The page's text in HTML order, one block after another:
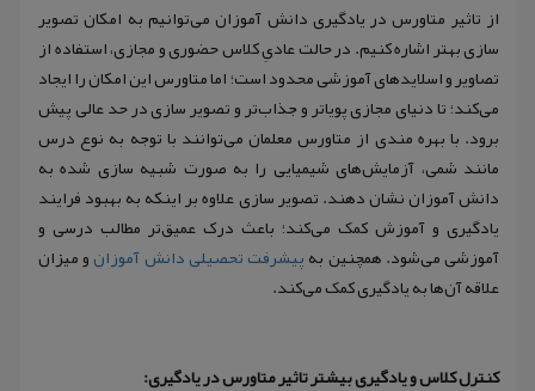
از تاثیر متاورس در یادگیری دانش آموزان می‌توانیم به امکان تصویر
سازی بهتر اشاره کنیم. در حالت عادیِ کلاس حضوری و مجازی، استفاده از
تصاویر و اسلایدهای آموزشی محدود است؛ اما متاورس این امکان را ایجاد
می‌کند؛ تا دنیای مجازی پویاتر و جذاب‌تر و تصویر سازی در حد عالی پیش
برود. با بهره مندی از متاورس معلمان می‌توانند با توجه به نوع درس
مانند شمی، آزمایش‌های شیمیایی را به صورت شبیه سازی شده به
دانش آموزان نشان دهند. تصویر سازی علاوه بر اینکه به بهبود فرایند
یادگیری و آموزش کمک می‌کند؛ باعث درک عمیق‌تر مطالب درسی و
آموزشی می‌شود. همچنین بهپیشرفت تحصیلی دانش آموزانو میزان
علاقه آن‌ها به یادگیری کمک می‌کند.
کنترل کلاس و یادگیری بیشتر تاثیر متاورس در یادگیری: